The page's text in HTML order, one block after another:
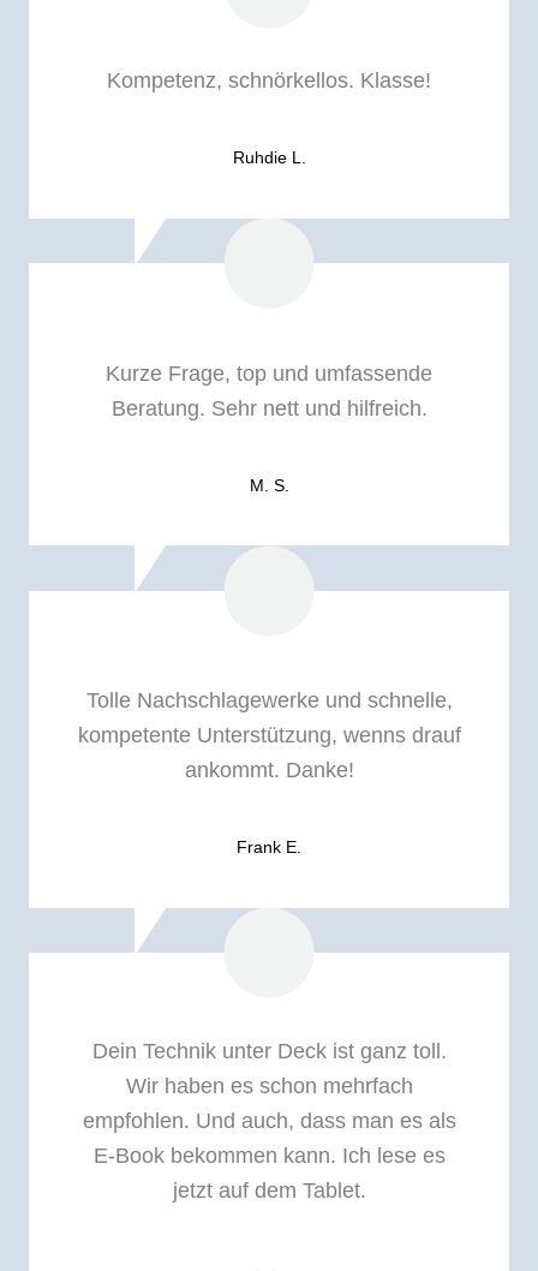
Kompetenz, schnörkellos. Klasse!
Ruhdie L.
Kurze Frage, top und umfassende
Beratung. Sehr nett und hilfreich.
M. S.
Tolle Nachschlagewerke und schnelle,
kompetente Unterstützung, wenns drauf
ankommt. Danke!
Frank E.
Dein Technik unter Deck ist ganz toll.
Wir haben es schon mehrfach
empfohlen. Und auch, dass man es als
E-Book bekommen kann. Ich lese es
jetzt auf dem Tablet.